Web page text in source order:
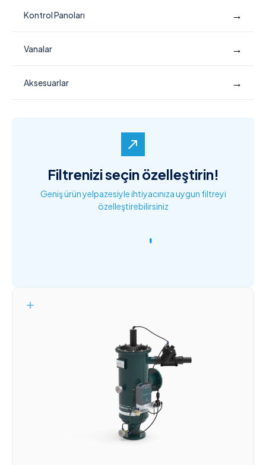
Kontrol Panoları →
Vanalar →
Aksesuarlar →
north_east
Filtrenizi seçin özelleştirin!
Geniş ürün yelpazesiyle ihtiyacınıza uygun filtreyi
özelleştirebilirsiniz